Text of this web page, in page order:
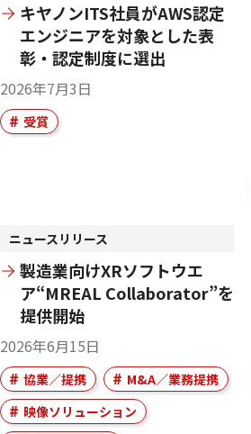
キヤノンITS社員がAWS認定
エンジニアを対象とした表
彰・認定制度に選出
2026年7月3日
受賞
ニュースリリース
製造業向けXRソフトウエ
ア“MREAL Collaborator”を
提供開始
2026年6月15日
協業／提携
M&A／業務提携
映像ソリューション